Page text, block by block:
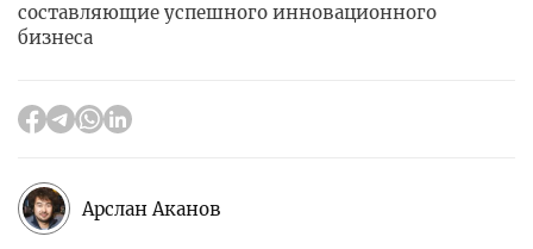
составляющие успешного инновационного
бизнеса
Арслан Аканов